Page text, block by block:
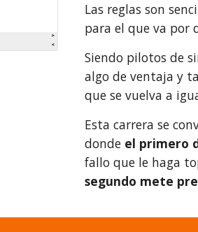
Las reglas son
para el que va por
Siendo pilotos de
algo de ventaja y
que se vuelva a
Esta carrera se
donde el primero
fallo que le haga
segundo mete